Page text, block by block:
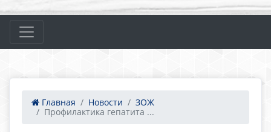
Главная Новости
ЗОЖ
Профилактика гепатита ...